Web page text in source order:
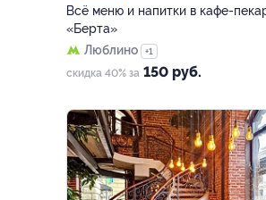
Всё меню и напитки в кафе-
«Берта»
Люблино
+1
скидка 40% за 150 руб.